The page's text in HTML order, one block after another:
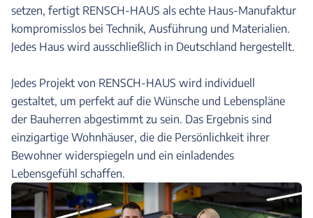
setzen, fertigt RENSCH-HAUS als echte Haus-Manufaktur
kompromisslos bei Technik, Ausführung und Materialien.
Jedes Haus wird ausschließlich in Deutschland hergestellt.
Jedes Projekt von RENSCH-HAUS wird individuell
gestaltet, um perfekt auf die Wünsche und Lebenspläne
der Bauherren abgestimmt zu sein. Das Ergebnis sind
einzigartige Wohnhäuser, die die Persönlichkeit ihrer
Bewohner widerspiegeln und ein einladendes
Lebensgefühl schaffen.